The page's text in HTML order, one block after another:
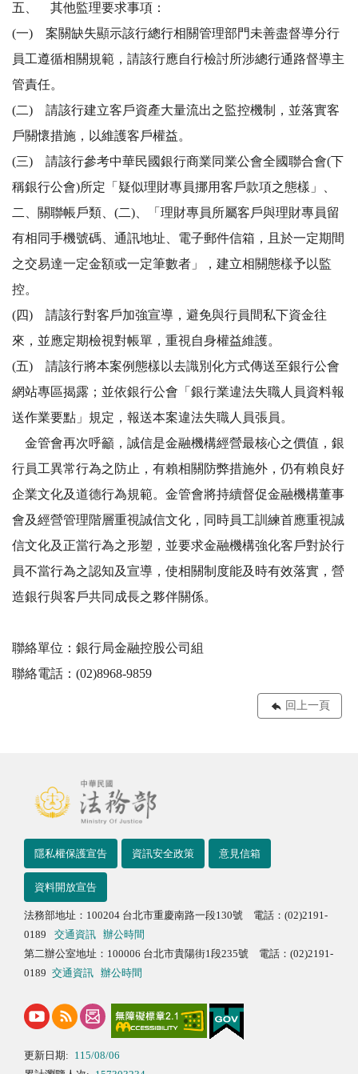
五、 其他監理要求事項：
(一) 案關缺失顯示該行總行相關管理部門未善盡督導分行
員工遵循相關規範，請該行應自行檢討所涉總行通路督導主
管責任。
(二) 請該行建立客戶資產大量流出之監控機制，並落實客
戶關懷措施，以維護客戶權益。
(三) 請該行參考中華民國銀行商業同業公會全國聯合會(下
稱銀行公會)所定「疑似理財專員挪用客戶款項之態樣」、
二、關聯帳戶類、(二)、「理財專員所屬客戶與理財專員留
有相同手機號碼、通訊地址、電子郵件信箱，且於一定期間
之交易達一定金額或一定筆數者」，建立相關態樣予以監
控。
(四) 請該行對客戶加強宣導，避免與行員間私下資金往
來，並應定期檢視對帳單，重視自身權益維護。
(五) 請該行將本案例態樣以去識別化方式傳送至銀行公會
網站專區揭露；並依銀行公會「銀行業違法失職人員資料報
送作業要點」規定，報送本案違法失職人員張員。
金管會再次呼籲，誠信是金融機構經營最核心之價值，銀
行員工異常行為之防止，有賴相關防弊措施外，仍有賴良好
企業文化及道德行為規範。金管會將持續督促金融機構董事
會及經營管理階層重視誠信文化，同時員工訓練首應重視誠
信文化及正當行為之形塑，並要求金融機構強化客戶對於行
員不當行為之認知及宣導，使相關制度能及時有效落實，營
造銀行與客戶共同成長之夥伴關係。
聯絡單位：銀行局金融控股公司組
聯絡電話：(02)8968-9859
回上一頁
隱私權保護宣告 資訊安全政策 意見信箱
資料開放宣告
法務部地址：100204 台北市重慶南路一段130號 電話：(02)2191-
0189
交通資訊
辦公時間
第二辦公室地址：100006 台北市貴陽街1段235號 電話：(02)2191-
0189 交通資訊 辦公時間
更新日期: 115/08/06